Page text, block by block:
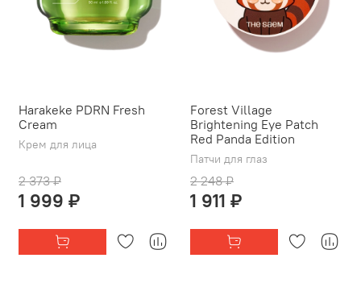
Harakeke PDRN Fresh
Cream
Крем для лица
2 373 ₽
1 999 ₽
Forest Village
Brightening Eye Patch
Red Panda Edition
Патчи для глаз
2 248 ₽
1 911 ₽